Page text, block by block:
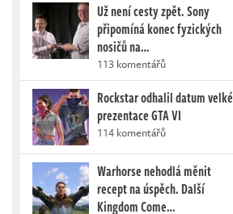
Už není cesty zpět. Sony
připomíná konec fyzických
nosičů na…
113 komentářů
Rockstar odhalil datum velké
prezentace GTA VI
114 komentářů
Warhorse nehodlá měnit
recept na úspěch. Další
Kingdom Come…